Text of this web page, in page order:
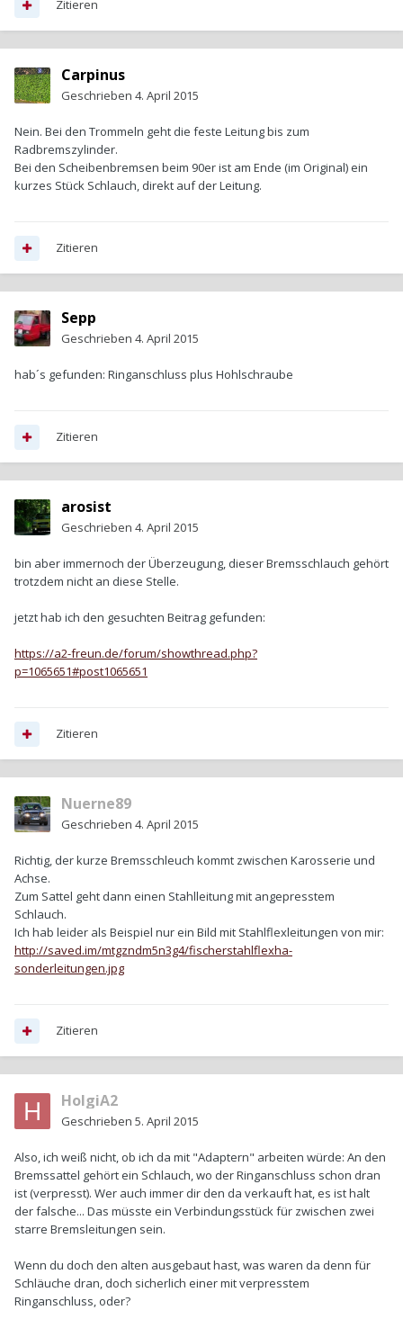
Zitieren
Carpinus
Geschrieben 4. April 2015
Nein. Bei den Trommeln geht die feste Leitung bis zum
Radbremszylinder.
Bei den Scheibenbremsen beim 90er ist am Ende (im Original) ein
kurzes Stück Schlauch, direkt auf der Leitung.
Zitieren
Sepp
Geschrieben 4. April 2015
hab´s gefunden: Ringanschluss plus Hohlschraube
Zitieren
arosist
Geschrieben 4. April 2015
bin aber immernoch der Überzeugung, dieser Bremsschlauch gehört
trotzdem nicht an diese Stelle.
jetzt hab ich den gesuchten Beitrag gefunden:
https://a2-freun.de/forum/showthread.php?
p=1065651#post1065651
Zitieren
Nuerne89
Geschrieben 4. April 2015
Richtig, der kurze Bremsschleuch kommt zwischen Karosserie und
Achse.
Zum Sattel geht dann einen Stahlleitung mit angepresstem
Schlauch.
Ich hab leider als Beispiel nur ein Bild mit Stahlflexleitungen von mir:
http://saved.im/mtgzndm5n3g4/fischerstahlflexha-
sonderleitungen.jpg
Zitieren
HolgiA2
Geschrieben 5. April 2015
Also, ich weiß nicht, ob ich da mit "Adaptern" arbeiten würde: An den
Bremssattel gehört ein Schlauch, wo der Ringanschluss schon dran
ist (verpresst). Wer auch immer dir den da verkauft hat, es ist halt
der falsche... Das müsste ein Verbindungsstück für zwischen zwei
starre Bremsleitungen sein.
Wenn du doch den alten ausgebaut hast, was waren da denn für
Schläuche dran, doch sicherlich einer mit verpresstem
Ringanschluss, oder?